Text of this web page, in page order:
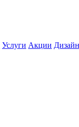
Услуги Акции